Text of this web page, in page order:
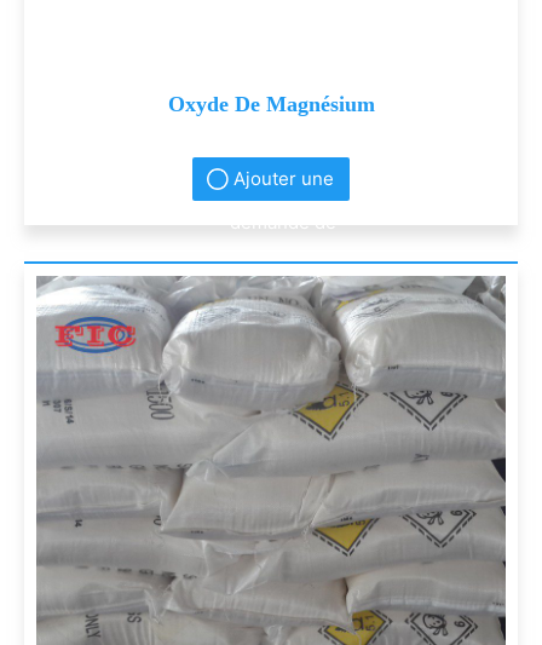
Oxyde De Magnésium
Ajouter une
demande de
renseignement
s